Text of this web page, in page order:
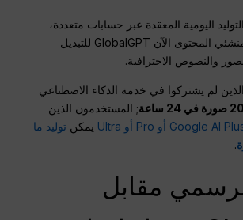
اليومية المعقدة عبر حسابات متعددة،
يستخدم العديد من منشئي المحتوى الآن GlobalGPT للتبديل
والنصوص الاحترافية.
لم يشتركوا في خدمة الذكاء الاصطناعي
20 صورة في 24 ساعة
; المستخدمون الذين
يمكنتوليد ما
.
مقابل